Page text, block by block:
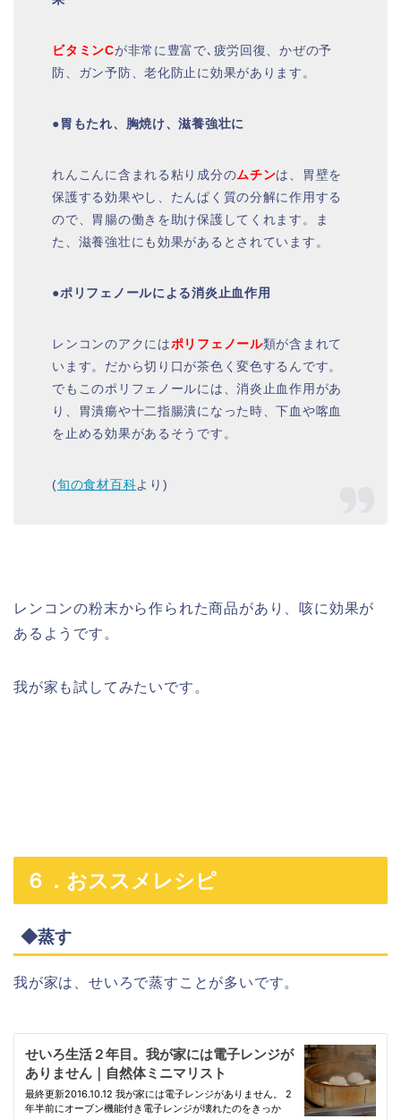
ビタミンCが非常に豊富で､疲労回復、かぜの予
防、ガン予防、老化防止に効果があります。
●胃もたれ、胸焼け、滋養強壮に
れんこんに含まれる粘り成分のムチンは、胃壁を
保護する効果やし、たんぱく質の分解に作用する
ので、胃腸の働きを助け保護してくれます。ま
た、滋養強壮にも効果があるとされています。
●ポリフェノールによる消炎止血作用
レンコンのアクにはポリフェノール類が含まれて
います。だから切り口が茶色く変色するんです。
でもこのポリフェノールには、消炎止血作用があ
り、胃潰瘍や十二指腸潰になった時、下血や喀血
を止める効果があるそうです。
(旬の食材百科より)
レンコンの粉末から作られた商品があり、咳に効果が
あるようです。
我が家も試してみたいです。
６．おススメレシピ
◆蒸す
我が家は、せいろで蒸すことが多いです。